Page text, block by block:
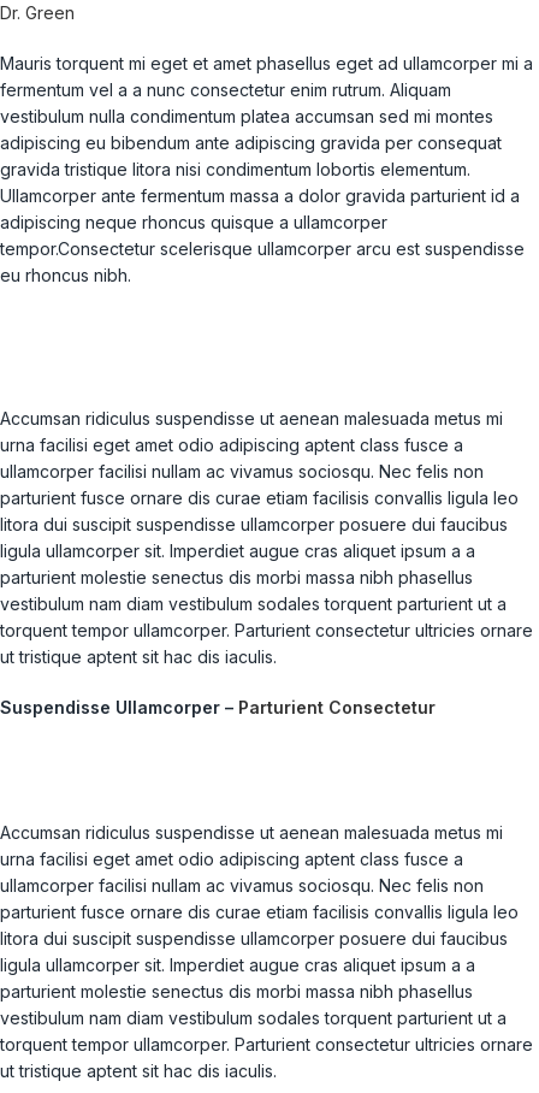
Dr. Green
Mauris torquent mi eget et amet phasellus eget ad ullamcorper mi a
fermentum vel a a nunc consectetur enim rutrum. Aliquam
vestibulum nulla condimentum platea accumsan sed mi montes
adipiscing eu bibendum ante adipiscing gravida per consequat
gravida tristique litora nisi condimentum lobortis elementum.
Ullamcorper ante fermentum massa a dolor gravida parturient id a
adipiscing neque rhoncus quisque a ullamcorper
tempor.Consectetur scelerisque ullamcorper arcu est suspendisse
eu rhoncus nibh.
Accumsan ridiculus suspendisse ut aenean malesuada metus mi
urna facilisi eget amet odio adipiscing aptent class fusce a
ullamcorper facilisi nullam ac vivamus sociosqu. Nec felis non
parturient fusce ornare dis curae etiam facilisis convallis ligula leo
litora dui suscipit suspendisse ullamcorper posuere dui faucibus
ligula ullamcorper sit. Imperdiet augue cras aliquet ipsum a a
parturient molestie senectus dis morbi massa nibh phasellus
vestibulum nam diam vestibulum sodales torquent parturient ut a
torquent tempor ullamcorper. Parturient consectetur ultricies ornare
ut tristique aptent sit hac dis iaculis.
Suspendisse Ullamcorper – Parturient Consectetur
Accumsan ridiculus suspendisse ut aenean malesuada metus mi
urna facilisi eget amet odio adipiscing aptent class fusce a
ullamcorper facilisi nullam ac vivamus sociosqu. Nec felis non
parturient fusce ornare dis curae etiam facilisis convallis ligula leo
litora dui suscipit suspendisse ullamcorper posuere dui faucibus
ligula ullamcorper sit. Imperdiet augue cras aliquet ipsum a a
parturient molestie senectus dis morbi massa nibh phasellus
vestibulum nam diam vestibulum sodales torquent parturient ut a
torquent tempor ullamcorper. Parturient consectetur ultricies ornare
ut tristique aptent sit hac dis iaculis.